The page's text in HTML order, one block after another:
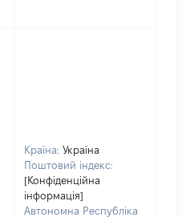
Країна: Україна
Поштовий індекс:
[Конфіденційна
інформація]
Автономна Республіка